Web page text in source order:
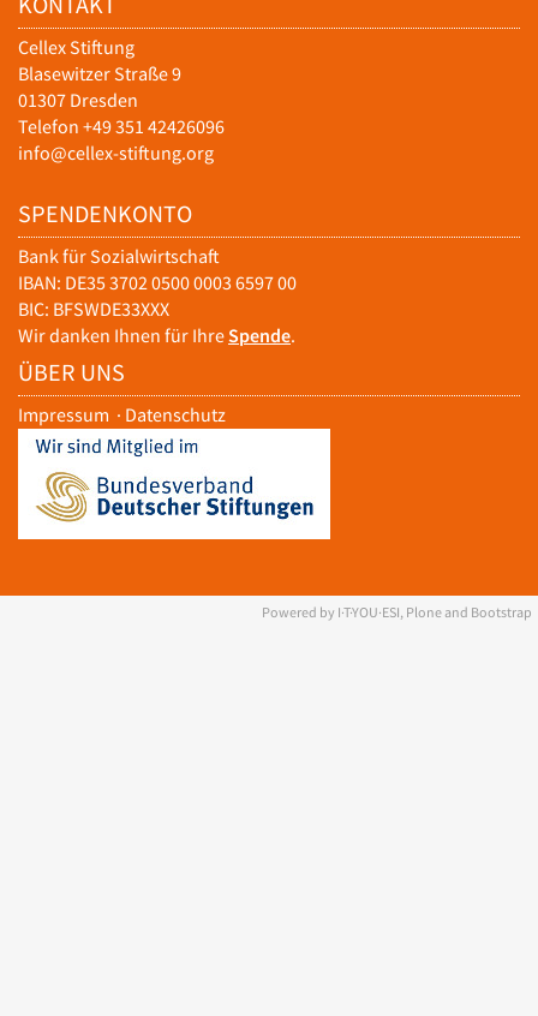
Cellex Stiftung
Blasewitzer Straße 9
01307 Dresden
Telefon +49 351 42426096
info@cellex-stiftung.org
SPENDENKONTO
Bank für Sozialwirtschaft
IBAN: DE35 3702 0500 0003 6597 00
BIC: BFSWDE33XXX
Wir danken Ihnen für IhreSpende.
ÜBER UNS
Impressum · Datenschutz
Powered by I·T·YOU·ESI, Plone and Bootstrap